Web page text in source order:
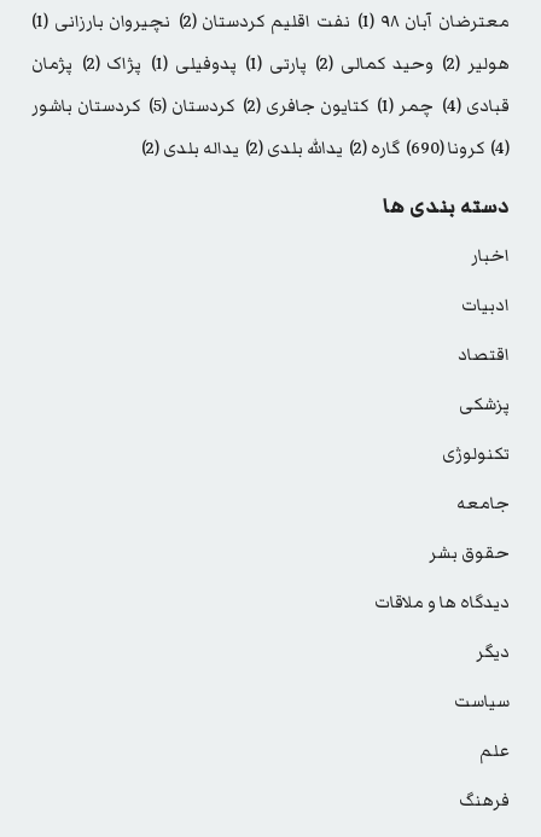
معترضان آبان ۹۸
(1) نفت اقلیم کردستان (2) نچیروان بارزانی (1)
هولیر (2) وحید کمالی (2) پارتی (1) پدوفیلی (1) پژاک (2)
پژمان
قبادی (4) چمر (1) کتایون جافری (2) کردستان (5)
کردستان باشور
(4)
کرونا(690) گاره(2) یدالله بلدی(2) یداله بلدی(2)
دسته بندی ها
اخبار
ادبیات
اقتصاد
پزشکی
تکنولوژی
جامعه
حقوق بشر
دیدگاه ها و ملاقات
دیگر
سیاست
علم
فرهنگ